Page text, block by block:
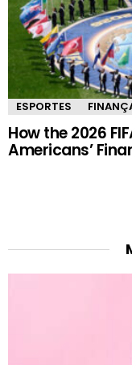
ESPORTES
How the 2026
Americans’